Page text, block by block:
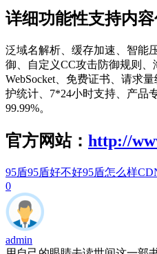
详细功能性支持内
泛域名解析、缓存加速、智能
御、自定义CC攻击防御规则、
WebSocket、免费证书、请求
护统计、7*24小时支持、产品
99.99%。
官方网站： http://
95盾95盾好不好95盾怎么样
0
admin